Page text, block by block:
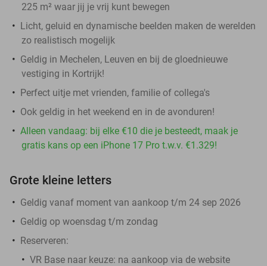
225 m² waar jij je vrij kunt bewegen
Licht, geluid en dynamische beelden maken de werelden
zo realistisch mogelijk
Geldig in Mechelen, Leuven en bij de gloednieuwe
vestiging in Kortrijk!
Perfect uitje met vrienden, familie of collega's
Ook geldig in het weekend en in de avonduren!
Alleen vandaag: bij elke €10 die je besteedt, maak je
gratis kans op een iPhone 17 Pro t.w.v. €1.329!
Grote kleine letters
Geldig vanaf moment van aankoop t/m 24 sep 2026
Geldig op woensdag t/m zondag
Reserveren:
VR Base naar keuze: na aankoop via de website